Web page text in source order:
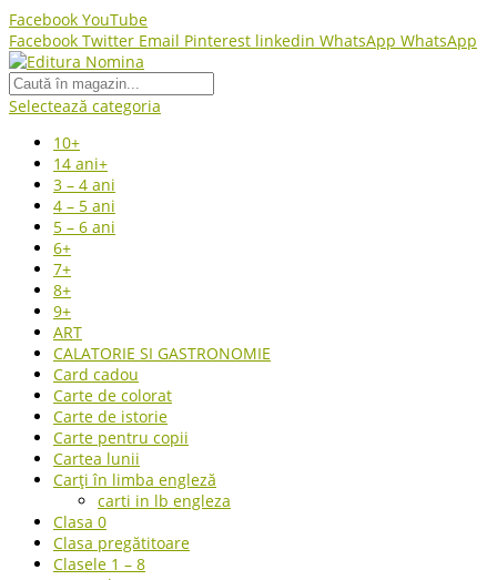
Facebook YouTube
Facebook Twitter Email Pinterest linkedin WhatsApp WhatsApp
Selectează categoria
10+
14 ani+
3 – 4 ani
4 – 5 ani
5 – 6 ani
6+
7+
8+
9+
ART
CALATORIE SI GASTRONOMIE
Card cadou
Carte de colorat
Carte de istorie
Carte pentru copii
Cartea lunii
Carți în limba engleză
carti in lb engleza
Clasa 0
Clasa pregătitoare
Clasele 1 – 8